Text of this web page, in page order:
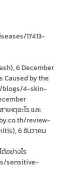
17413-
6 December
Caused by the
blogs/4-skin-
หตุอะไร และ
review-
6 ธันวาคม
อย่างไร
sensitive-